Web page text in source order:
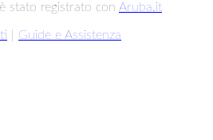
stato registrato con Aruba.it
Guide e Assistenza